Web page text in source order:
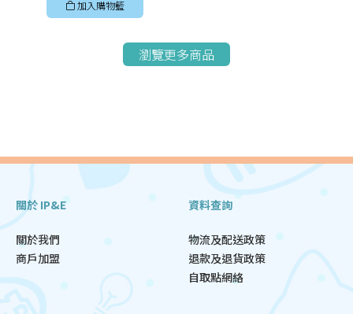
加入購物籃
瀏覽更多商品
關於 IP&E
關於我們
商戶加盟
資料查詢
物流及配送政策
退款及退貨政策
自取點網絡